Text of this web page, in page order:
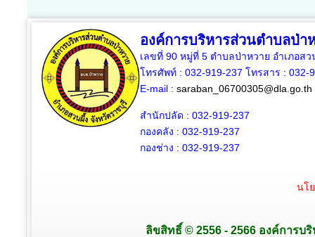
องค์การบริหารส่วนตำบลป่า
เลขที่ 90 หมู่ที่ 5 ตำบลป่าหวาย อำเภอส
โทรศัพท์ : 032-919-237 โทรสาร : 032-
E-mail : saraban_06700305@dla.go.th
สำนักปลัด : 032-919-237
กองคลัง : 032-919-237
กองช่าง : 032-919-237
นโ
ลิขสิทธิ์ © 2556 - 2566 องค์การบ